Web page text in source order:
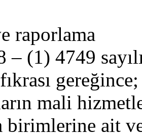
raporlama
(1) 4749
gereğince;
mali
birimlerine ait